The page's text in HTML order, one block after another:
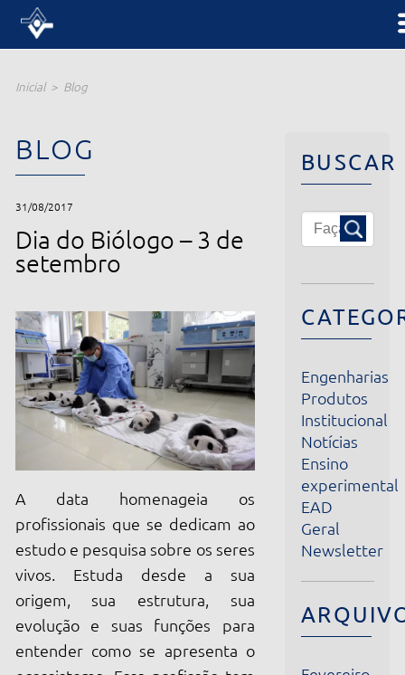
BLOG
Dia do Biólogo – 3 de
setembro
A data homenageia os
profissionais que se dedicam ao
estudo e pesquisa sobre os seres
vivos. Estuda desde a sua
origem, sua estrutura, sua
evolução e suas funções para
entender como se apresenta o
ecossistema. Essa profissão tem
um trabalho de extrema
importância, pois além de
CATEGORIAS
Engenharias
Institucional
Notícias
Ensino
experimental
Geral
Newsletter
ARQUIVOS
Fevereiro
2017
2017